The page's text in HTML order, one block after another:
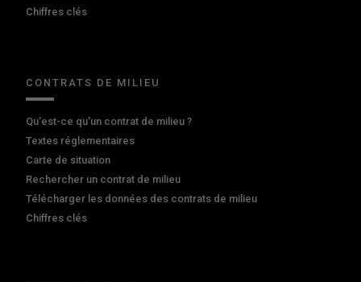
Chiffres clés
CONTRATS DE MILIEU
Qu'est-ce qu'un contrat de milieu ?
Textes réglementaires
Carte de situation
Rechercher un contrat de milieu
Télécharger les données des contrats de milieu
Chiffres clés